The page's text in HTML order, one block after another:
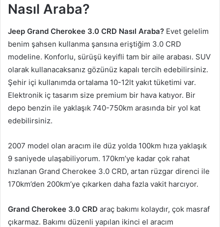
Nasıl Araba?
Jeep Grand Cherokee 3.0 CRD Nasıl Araba? Evet gelelim
benim şahsen kullanma şansına eriştiğim 3.0 CRD
modeline. Konforlu, sürüşü keyifli tam bir aile arabası. SUV
olarak kullanacaksanız gözünüz kapalı tercih edebilirsiniz.
Şehir içi kullanımda ortalama 10-12lt yakıt tüketimi var.
Elektronik iç tasarım size premium bir hava katıyor. Bir
depo benzin ile yaklaşık 740-750km arasında bir yol kat
edebilirsiniz.
2007 model olan aracım ile düz yolda 100km hıza yaklaşık
9 saniyede ulaşabiliyorum. 170km’ye kadar çok rahat
hızlanan Grand Cherokee 3.0 CRD, artan rüzgar direnci ile
170km’den 200km’ye çıkarken daha fazla vakit harcıyor.
Grand Cherokee 3.0 CRD araç bakımı kolaydır, çok masraf
çıkarmaz. Bakımı düzenli yapılan ikinci el aracım